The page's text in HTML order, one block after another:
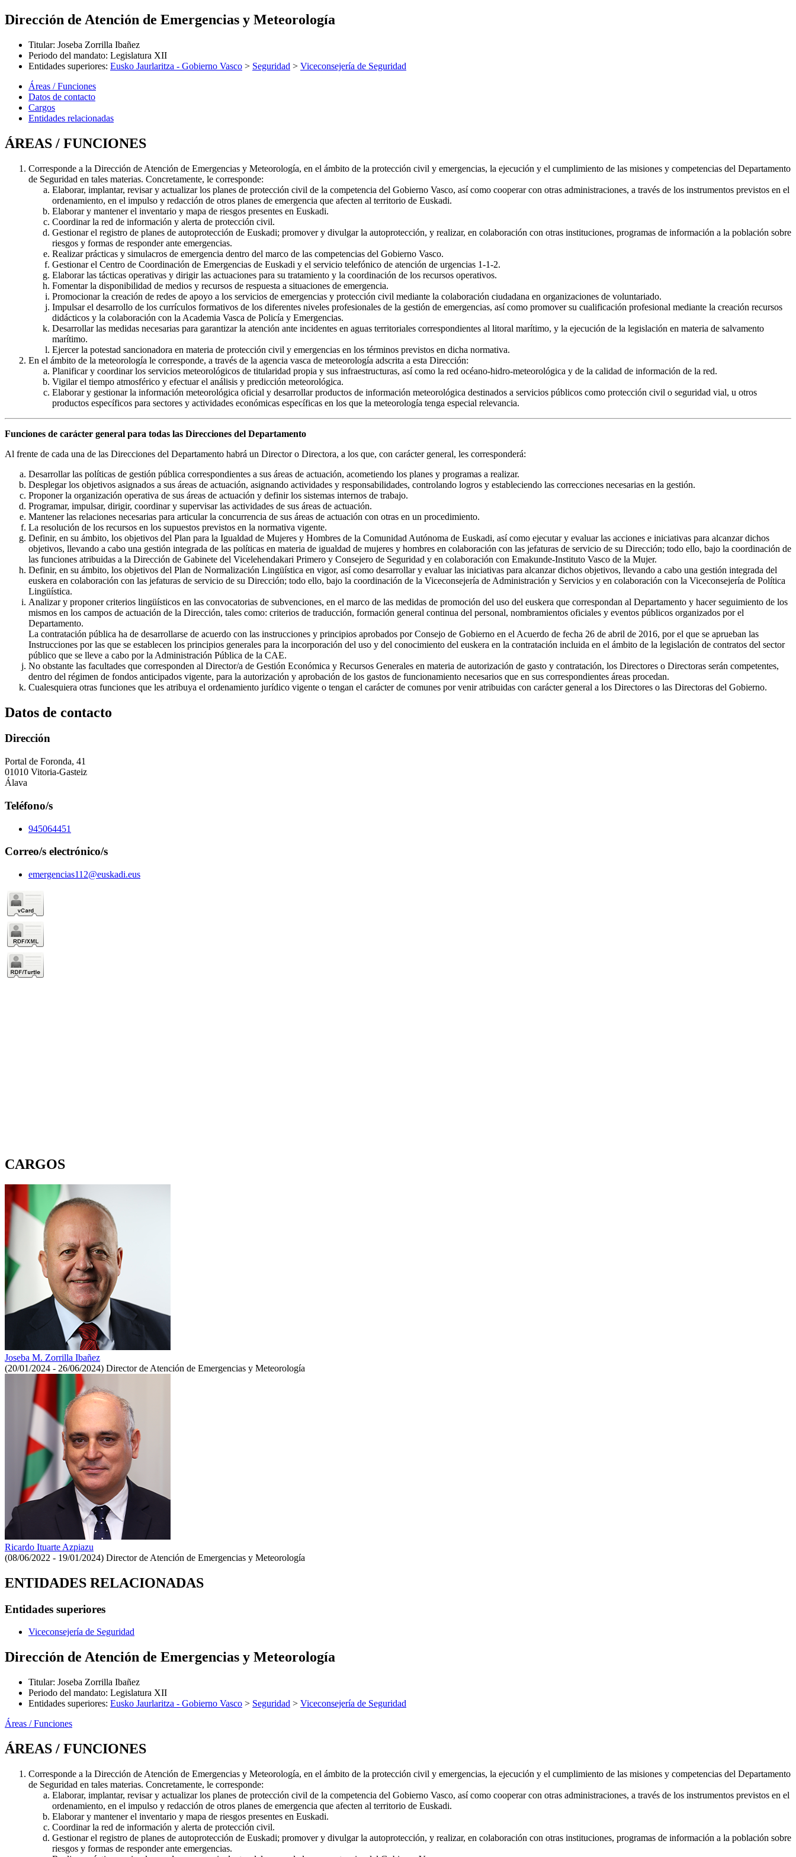
Dirección de Atención de Emergencias y Meteorología
Titular: Joseba Zorrilla Ibañez
Periodo del mandato: Legislatura XII
Entidades superiores: Eusko Jaurlaritza - Gobierno Vasco > Seguridad > Viceconsejería de Seguridad
Áreas / Funciones
Datos de contacto
Cargos
Entidades relacionadas
ÁREAS / FUNCIONES
Corresponde a la Dirección de Atención de Emergencias y Meteorología, en el ámbito de la protección civil y emergencias, la ejecución y el cumplimiento de las misiones y competencias del Departamento
de Seguridad en tales materias. Concretamente, le corresponde:
Elaborar, implantar, revisar y actualizar los planes de protección civil de la competencia del Gobierno Vasco, así como cooperar con otras administraciones, a través de los instrumentos previstos en el
ordenamiento, en el impulso y redacción de otros planes de emergencia que afecten al territorio de Euskadi.
Elaborar y mantener el inventario y mapa de riesgos presentes en Euskadi.
Coordinar la red de información y alerta de protección civil.
Gestionar el registro de planes de autoprotección de Euskadi; promover y divulgar la autoprotección, y realizar, en colaboración con otras instituciones, programas de información a la población sobre
riesgos y formas de responder ante emergencias.
Realizar prácticas y simulacros de emergencia dentro del marco de las competencias del Gobierno Vasco.
Gestionar el Centro de Coordinación de Emergencias de Euskadi y el servicio telefónico de atención de urgencias 1-1-2.
Elaborar las tácticas operativas y dirigir las actuaciones para su tratamiento y la coordinación de los recursos operativos.
Fomentar la disponibilidad de medios y recursos de respuesta a situaciones de emergencia.
Promocionar la creación de redes de apoyo a los servicios de emergencias y protección civil mediante la colaboración ciudadana en organizaciones de voluntariado.
Impulsar el desarrollo de los currículos formativos de los diferentes niveles profesionales de la gestión de emergencias, así como promover su cualificación profesional mediante la creación recursos
didácticos y la colaboración con la Academia Vasca de Policía y Emergencias.
Desarrollar las medidas necesarias para garantizar la atención ante incidentes en aguas territoriales correspondientes al litoral marítimo, y la ejecución de la legislación en materia de salvamento
marítimo.
Ejercer la potestad sancionadora en materia de protección civil y emergencias en los términos previstos en dicha normativa.
En el ámbito de la meteorología le corresponde, a través de la agencia vasca de meteorología adscrita a esta Dirección:
Planificar y coordinar los servicios meteorológicos de titularidad propia y sus infraestructuras, así como la red océano-hidro-meteorológica y de la calidad de información de la red.
Vigilar el tiempo atmosférico y efectuar el análisis y predicción meteorológica.
Elaborar y gestionar la información meteorológica oficial y desarrollar productos de información meteorológica destinados a servicios públicos como protección civil o seguridad vial, u otros
productos específicos para sectores y actividades económicas específicas en los que la meteorología tenga especial relevancia.
Funciones de carácter general para todas las Direcciones del Departamento
Al frente de cada una de las Direcciones del Departamento habrá un Director o Directora, a los que, con carácter general, les corresponderá:
Desarrollar las políticas de gestión pública correspondientes a sus áreas de actuación, acometiendo los planes y programas a realizar.
Desplegar los objetivos asignados a sus áreas de actuación, asignando actividades y responsabilidades, controlando logros y estableciendo las correcciones necesarias en la gestión.
Proponer la organización operativa de sus áreas de actuación y definir los sistemas internos de trabajo.
Programar, impulsar, dirigir, coordinar y supervisar las actividades de sus áreas de actuación.
Mantener las relaciones necesarias para articular la concurrencia de sus áreas de actuación con otras en un procedimiento.
La resolución de los recursos en los supuestos previstos en la normativa vigente.
Definir, en su ámbito, los objetivos del Plan para la Igualdad de Mujeres y Hombres de la Comunidad Autónoma de Euskadi, así como ejecutar y evaluar las acciones e iniciativas para alcanzar dichos
objetivos, llevando a cabo una gestión integrada de las políticas en materia de igualdad de mujeres y hombres en colaboración con las jefaturas de servicio de su Dirección; todo ello, bajo la coordinación de
las funciones atribuidas a la Dirección de Gabinete del Vicelehendakari Primero y Consejero de Seguridad y en colaboración con Emakunde-Instituto Vasco de la Mujer.
Definir, en su ámbito, los objetivos del Plan de Normalización Lingüística en vigor, así como desarrollar y evaluar las iniciativas para alcanzar dichos objetivos, llevando a cabo una gestión integrada del
euskera en colaboración con las jefaturas de servicio de su Dirección; todo ello, bajo la coordinación de la Viceconsejería de Administración y Servicios y en colaboración con la Viceconsejería de Política
Lingüística.
Analizar y proponer criterios lingüísticos en las convocatorias de subvenciones, en el marco de las medidas de promoción del uso del euskera que correspondan al Departamento y hacer seguimiento de los
mismos en los campos de actuación de la Dirección, tales como: criterios de traducción, formación general continua del personal, nombramientos oficiales y eventos públicos organizados por el
Departamento.
La contratación pública ha de desarrollarse de acuerdo con las instrucciones y principios aprobados por Consejo de Gobierno en el Acuerdo de fecha 26 de abril de 2016, por el que se aprueban las
Instrucciones por las que se establecen los principios generales para la incorporación del uso y del conocimiento del euskera en la contratación incluida en el ámbito de la legislación de contratos del sector
público que se lleve a cabo por la Administración Pública de la CAE.
No obstante las facultades que corresponden al Director/a de Gestión Económica y Recursos Generales en materia de autorización de gasto y contratación, los Directores o Directoras serán competentes,
dentro del régimen de fondos anticipados vigente, para la autorización y aprobación de los gastos de funcionamiento necesarios que en sus correspondientes áreas procedan.
Cualesquiera otras funciones que les atribuya el ordenamiento jurídico vigente o tengan el carácter de comunes por venir atribuidas con carácter general a los Directores o las Directoras del Gobierno.
Datos de contacto
Dirección
Portal de Foronda, 41
01010 Vitoria-Gasteiz
Álava
Teléfono/s
945064451
Correo/s electrónico/s
emergencias112@euskadi.eus
CARGOS
Joseba M. Zorrilla Ibañez
(20/01/2024 - 26/06/2024) Director de Atención de Emergencias y Meteorología
Ricardo Ituarte Azpiazu
(08/06/2022 - 19/01/2024) Director de Atención de Emergencias y Meteorología
ENTIDADES RELACIONADAS
Entidades superiores
Viceconsejería de Seguridad
Dirección de Atención de Emergencias y Meteorología
Titular: Joseba Zorrilla Ibañez
Periodo del mandato: Legislatura XII
Entidades superiores: Eusko Jaurlaritza - Gobierno Vasco > Seguridad > Viceconsejería de Seguridad
Áreas / Funciones
ÁREAS / FUNCIONES
Corresponde a la Dirección de Atención de Emergencias y Meteorología, en el ámbito de la protección civil y emergencias, la ejecución y el cumplimiento de las misiones y competencias del Departamento
de Seguridad en tales materias. Concretamente, le corresponde:
Elaborar, implantar, revisar y actualizar los planes de protección civil de la competencia del Gobierno Vasco, así como cooperar con otras administraciones, a través de los instrumentos previstos en el
ordenamiento, en el impulso y redacción de otros planes de emergencia que afecten al territorio de Euskadi.
Elaborar y mantener el inventario y mapa de riesgos presentes en Euskadi.
Coordinar la red de información y alerta de protección civil.
Gestionar el registro de planes de autoprotección de Euskadi; promover y divulgar la autoprotección, y realizar, en colaboración con otras instituciones, programas de información a la población sobre
riesgos y formas de responder ante emergencias.